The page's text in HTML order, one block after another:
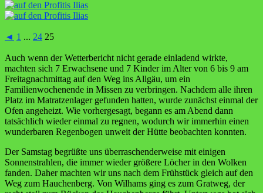
◄ 1 ... 24 25
Auch wenn der Wetterbericht nicht gerade einladend wirkte,
machten sich 7 Erwachsene und 7 Kinder im Alter von 6 bis 9 am
Freitagnachmittag auf den Weg ins Allgäu, um ein
Familienwochenende in Missen zu verbringen. Nachdem alle ihren
Platz im Matratzenlager gefunden hatten, wurde zunächst einmal der
Ofen angeheizt. Wie vorhergesagt, begann es am Abend dann
tatsächlich wieder einmal zu regnen, wodurch wir immerhin einen
wunderbaren Regenbogen unweit der Hütte beobachten konnten.
Der Samstag begrüßte uns überraschenderweise mit einigen
Sonnenstrahlen, die immer wieder größere Löcher in den Wolken
fanden. Daher machten wir uns nach dem Frühstück gleich auf den
Weg zum Hauchenberg. Von Wilhams ging es zum Gratweg, der